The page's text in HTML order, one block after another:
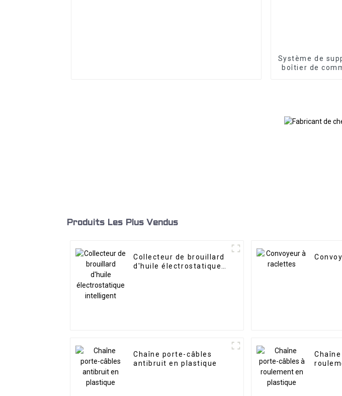
Système de
boîtier de
Produits Les Plus Vendus
Collecteur de brouillard
d'huile électrostatique
Chaîne porte-câbles
antibruit en plastique